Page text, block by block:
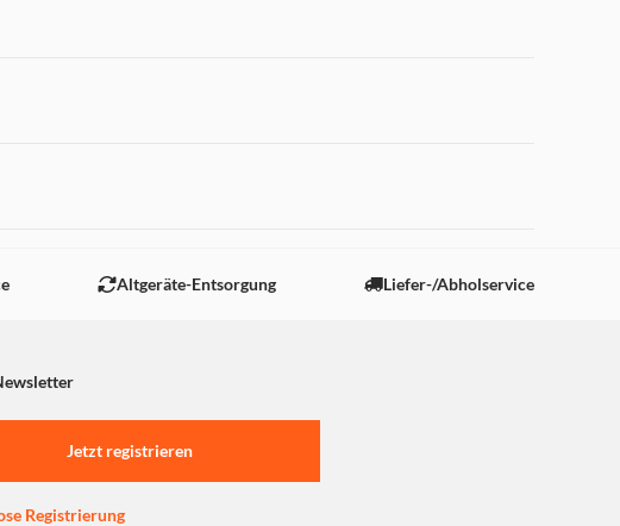
Altgeräte-Entsorgung Liefer-/Abholservice
Jetzt registrieren
Registrierung